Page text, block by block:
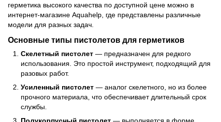
герметика высокого качества по доступной цене можно в
интернет-магазине Aquahelp, где представлены различные
модели для разных задач.
Основные типы пистолетов для герметиков
Скелетный пистолет — предназначен для редкого
использования. Это простой инструмент, подходящий для
разовых работ.
Усиленный пистолет — аналог скелетного, но из более
прочного материала, что обеспечивает длительный срок
службы.